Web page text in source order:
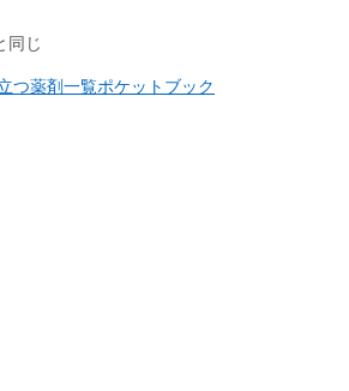
同じ
つ薬剤一覧ポケットブック